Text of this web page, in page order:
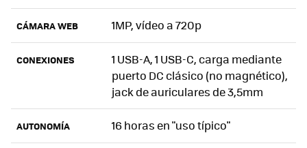
CÁMARA WEB 1MP, vídeo a 720p
CONEXIONES
1 USB-A, 1 USB-C, carga mediante
puerto DC clásico (no magnético),
jack de auriculares de 3,5mm
AUTONOMÍA 16 horas en "uso típico"